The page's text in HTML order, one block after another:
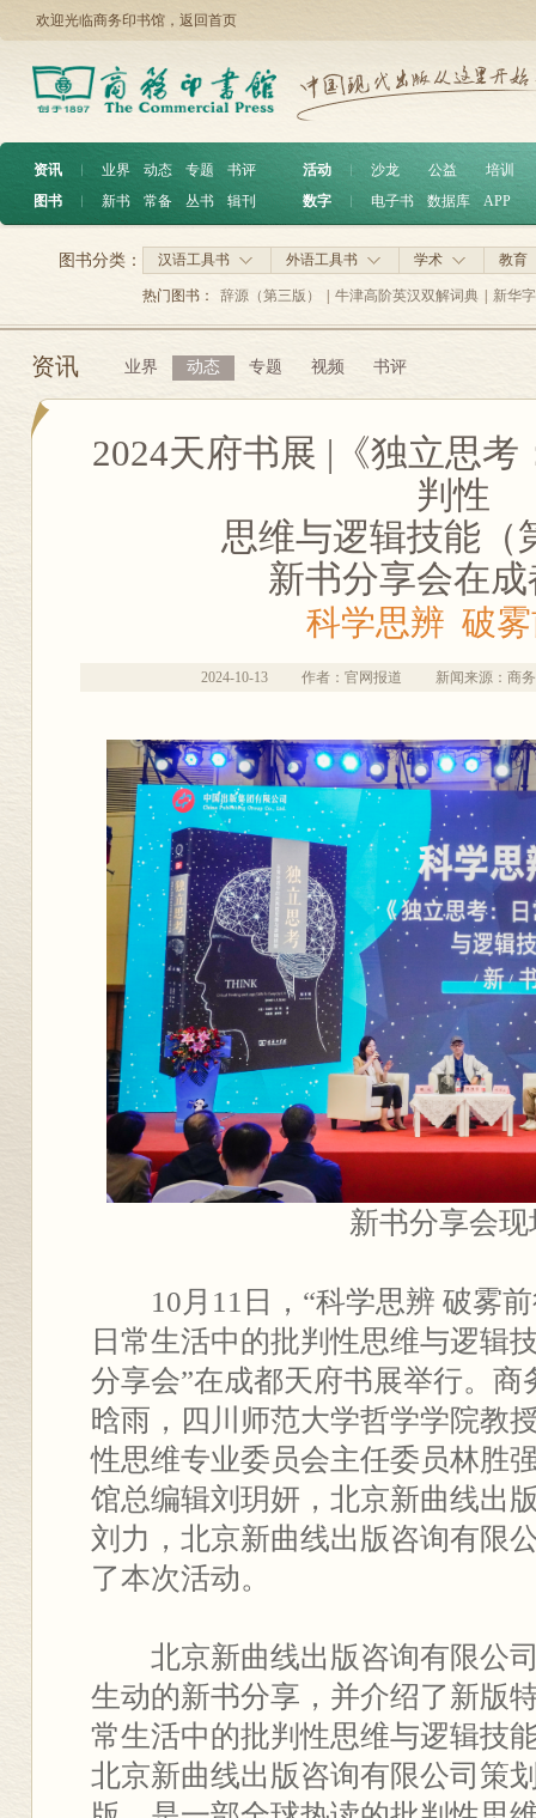
欢迎光临商务印书馆， 返回首页
资讯 ︱ 业界 动态 专题
书评
图书
︱ 新书 常备 丛书 辑刊
活动 沙龙 公益
培训
数字
电子书 数据库 APP
汉语工具书 外语工具书 学术 教育
图书分类：
热门图书： 辞源（第三版） 牛津高阶英汉双解词典 新华
资讯 业界 动态 专题 视频 书评
2024天府书展 |《独立思
判性
思维与逻辑技能（
新书分享会在
科学思辨 破
2024-10-13 作者：官网报道 新闻来源：商
新书分享会现
10月11日，“科学思辨 破雾
日常生活中的批判性思维与逻辑
分享会”在成都天府书展举行。
晗雨，四川师范大学哲学学院教
性思维专业委员会主任委员林胜
馆总编辑刘玥妍，北京新曲线出
刘力，北京新曲线出版咨询有限
了本次活动。
北京新曲线出版咨询有限公
生动的新书分享，并介绍了新版
常生活中的批判性思维与逻辑技
北京新曲线出版咨询有限公司策